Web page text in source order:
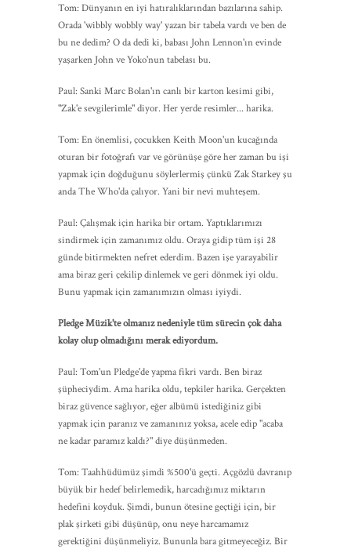
Tom: Dünyanın en iyi hatıralıklarından bazılarına sahip.
Orada 'wibbly wobbly way' yazan bir tabela vardı ve ben de
bu ne dedim? O da dedi ki, babası John Lennon'ın evinde
yaşarken John ve Yoko'nun tabelası bu.
Paul: Sanki Marc Bolan'ın canlı bir karton kesimi gibi,
"Zak'e sevgilerimle" diyor. Her yerde resimler... harika.
Tom: En önemlisi, çocukken Keith Moon'un kucağında
oturan bir fotoğrafı var ve görünüşe göre her zaman bu işi
yapmak için doğduğunu söylerlermiş çünkü Zak Starkey şu
anda The Who'da çalıyor. Yani bir nevi muhteşem.
Paul: Çalışmak için harika bir ortam. Yaptıklarımızı
sindirmek için zamanımız oldu. Oraya gidip tüm işi 28
günde bitirmekten nefret ederdim. Bazen işe yarayabilir
ama biraz geri çekilip dinlemek ve geri dönmek iyi oldu.
Bunu yapmak için zamanımızın olması iyiydi.
Pledge Müzik'te olmanız nedeniyle tüm sürecin çok daha
kolay olup olmadığını merak ediyordum.
Paul: Tom'un Pledge'de yapma fikri vardı. Ben biraz
şüpheciydim. Ama harika oldu, tepkiler harika. Gerçekten
biraz güvence sağlıyor, eğer albümü istediğiniz gibi
yapmak için paranız ve zamanınız yoksa, acele edip "acaba
ne kadar paramız kaldı?" diye düşünmeden.
Tom: Taahhüdümüz şimdi %500'ü geçti. Açgözlü davranıp
büyük bir hedef belirlemedik, harcadığımız miktarın
hedefini koyduk. Şimdi, bunun ötesine geçtiği için, bir
plak şirketi gibi düşünüp, onu neye harcamamız
gerektiğini düşünmeliyiz. Bununla bara gitmeyeceğiz. Bir